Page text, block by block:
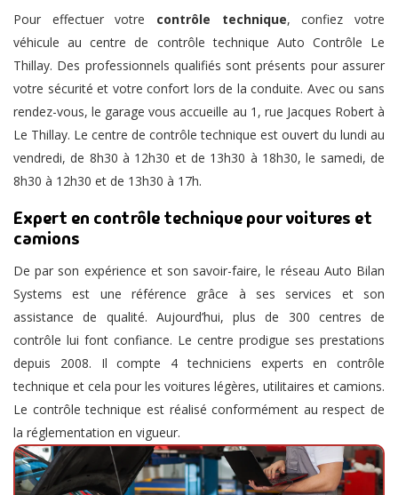
Pour effectuer votre contrôle technique, confiez votre
véhicule au centre de contrôle technique Auto Contrôle Le
Thillay. Des professionnels qualifiés sont présents pour assurer
votre sécurité et votre confort lors de la conduite. Avec ou sans
rendez-vous, le garage vous accueille au 1, rue Jacques Robert à
Le Thillay. Le centre de contrôle technique est ouvert du lundi au
vendredi, de 8h30 à 12h30 et de 13h30 à 18h30, le samedi, de
8h30 à 12h30 et de 13h30 à 17h.
Expert en contrôle technique pour voitures et
camions
De par son expérience et son savoir-faire, le réseau Auto Bilan
Systems est une référence grâce à ses services et son
assistance de qualité. Aujourd’hui, plus de 300 centres de
contrôle lui font confiance. Le centre prodigue ses prestations
depuis 2008. Il compte 4 techniciens experts en contrôle
technique et cela pour les voitures légères, utilitaires et camions.
Le contrôle technique est réalisé conformément au respect de
la réglementation en vigueur.